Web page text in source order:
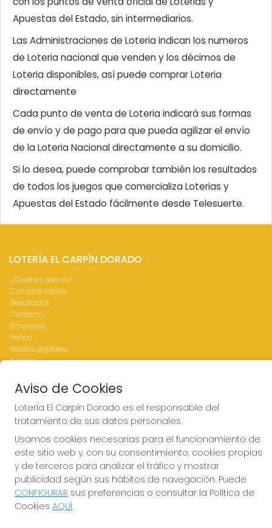
Apuestas del Estado, sin intermediarios.
Las Administraciones de Loteria indican los numeros
de Loteria nacional que venden y los décimos de
Loteria disponibles, así puede comprar Loteria
directamente
Cada punto de venta de Loteria indicará sus formas
de envío y de pago para que pueda agilizar el envío
de la Loteria Nacional directamente a su domicilio.
Si lo desea, puede comprobar también los resultados
de todos los juegos que comercializa Loterias y
Apuestas del Estado fácilmente desde Telesuerte.
LOTERÍA EL CARPÍN DORADO
¿Quiénes somos?
Comprar lotería
Resultados
Contacto
Empresas
Peñas
Boletos digitales
Acceso
CONTACTO
ADMINISTRACION DE LOTERIAS Nº76-VALENCIA Receptor
963341264
Clica aquí para contactar por WhatsApp
676642156
loteria@elcarpindorado.com
Calle San Valero, 4 bajo
Valencia, 46005
Aviso de Cookies
Lotería El Carpín Dorado es el responsable del
tratamiento de sus datos personales.
Usamos cookies necesarias para el funcionamiento de
este sitio web y, con su consentimiento, cookies propias
y de terceros para analizar el tráfico y mostrar
publicidad según sus hábitos de navegación. Puede
CONFIGURAR sus preferencias o consultar la Política de
Cookies AQUÍ.